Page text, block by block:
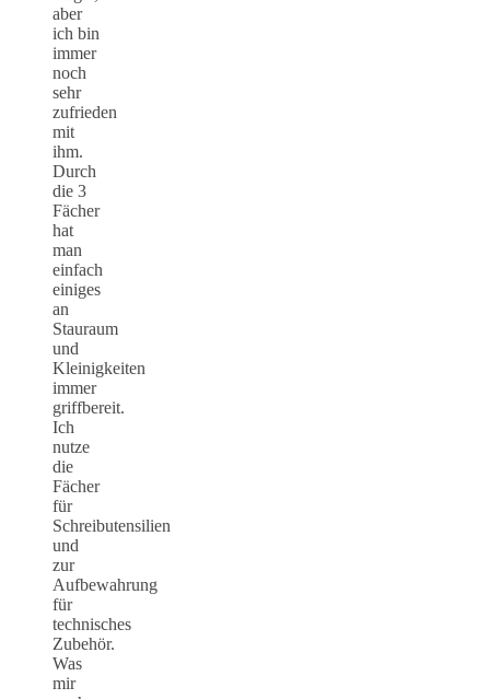
aber
ich bin
immer
noch
sehr
zufrieden
mit
ihm.
Durch
die 3
Fächer
hat
man
einfach
einiges
an
Stauraum
und
Kleinigkeiten
immer
griffbereit.
Ich
nutze
die
Fächer
für
Schreibutensilien
und
zur
Aufbewahrung
für
technisches
Zubehör.
Was
mir